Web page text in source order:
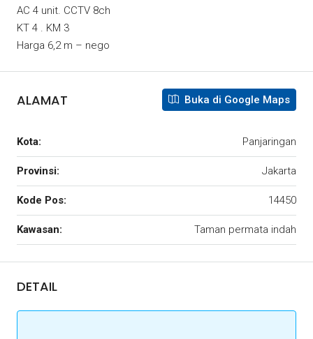
AC 4 unit. CCTV 8ch
KT 4 . KM 3
Harga 6,2 m – nego
ALAMAT Buka di Google Maps
Kota: Panjaringan
Provinsi: Jakarta
Kode Pos: 14450
Kawasan: Taman permata indah
DETAIL